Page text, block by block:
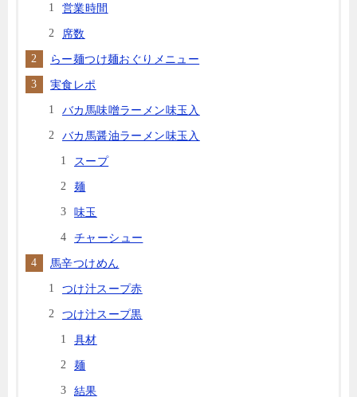
営業時間
席数
らー麺つけ麺おぐりメニュー
実食レポ
バカ馬味噌ラーメン味玉入
バカ馬醤油ラーメン味玉入
スープ
麺
味玉
チャーシュー
馬辛つけめん
つけ汁スープ赤
つけ汁スープ黒
具材
麺
結果